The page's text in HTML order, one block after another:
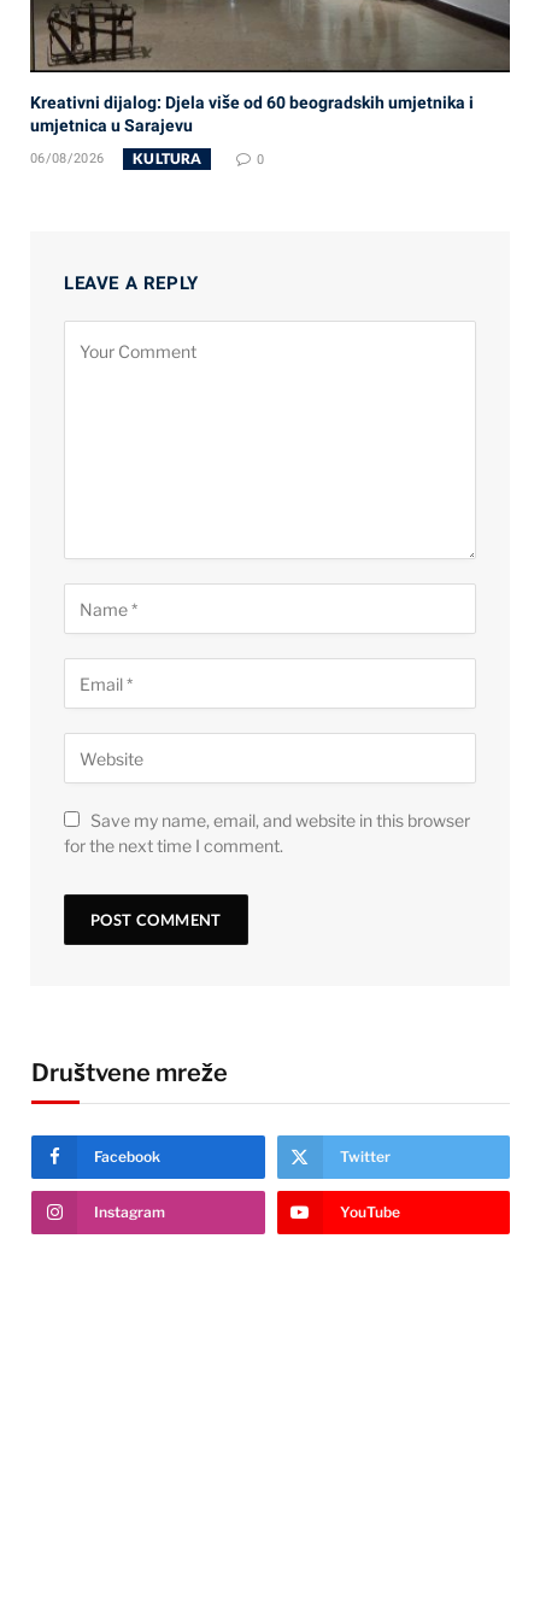
Kreativni dijalog: Djela više od 60 beogradskih umjetnika i
umjetnica u Sarajevu
06/08/2026 KULTURA 0
LEAVE A REPLY
Save my name, email, and website in this browser
for the next time I comment.
Društvene mreže
Facebook Twitter
Instagram YouTube